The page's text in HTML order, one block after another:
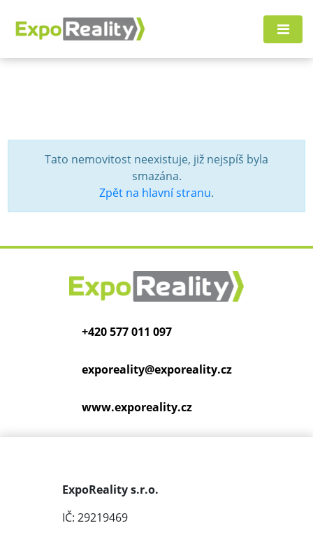
Tato nemovitost neexistuje, již nejspíš byla
smazána.
Zpět na hlavní stranu.
+420 577 011 097
exporeality@exporeality.cz
www.exporeality.cz
ExpoReality s.r.o.
IČ: 29219469